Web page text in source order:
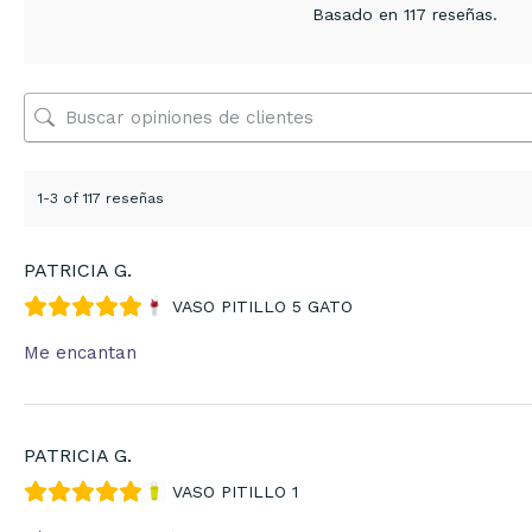
Basado en 117 reseñas.
1-3 of 117 reseñas
PATRICIA G.
VASO PITILLO 5 GATO
Me encantan
PATRICIA G.
VASO PITILLO 1